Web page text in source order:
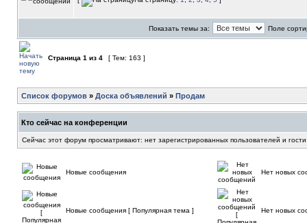
Показать темы за: Поле
Страница 1 из 4 [ Тем: 163 ]
Список форумов » Доска объявлений » Продам
Кто сейчас на конференции
Сейчас этот форум просматривают: нет зарегистрированных пользователей и
Новые сообщения Нет новых
Новые сообщения [ Популярная тема ] Нет новых